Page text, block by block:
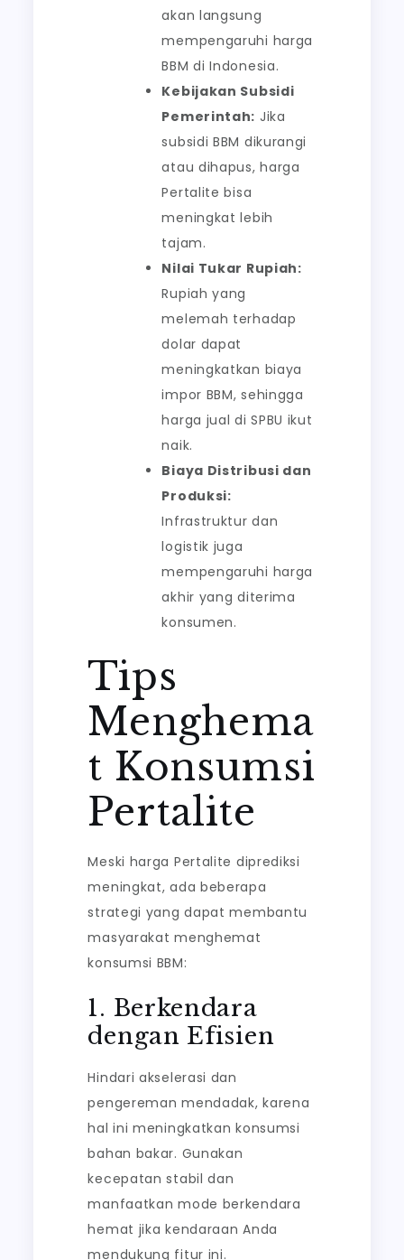
akan langsung
mempengaruhi harga
BBM di Indonesia.
Kebijakan Subsidi
Pemerintah: Jika
subsidi BBM dikurangi
atau dihapus, harga
Pertalite bisa
meningkat lebih
tajam.
Nilai Tukar Rupiah:
Rupiah yang
melemah terhadap
dolar dapat
meningkatkan biaya
impor BBM, sehingga
harga jual di SPBU ikut
naik.
Biaya Distribusi dan
Produksi:
Infrastruktur dan
logistik juga
mempengaruhi harga
akhir yang diterima
konsumen.
Tips
Menghema
t Konsumsi
Pertalite
Meski harga Pertalite diprediksi
meningkat, ada beberapa
strategi yang dapat membantu
masyarakat menghemat
konsumsi BBM:
1. Berkendara
dengan Efisien
Hindari akselerasi dan
pengereman mendadak, karena
hal ini meningkatkan konsumsi
bahan bakar. Gunakan
kecepatan stabil dan
manfaatkan mode berkendara
hemat jika kendaraan Anda
mendukung fitur ini.